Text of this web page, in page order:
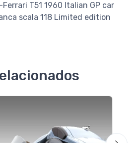
T51 1960 Italian GP car
scala 118 Limited edition